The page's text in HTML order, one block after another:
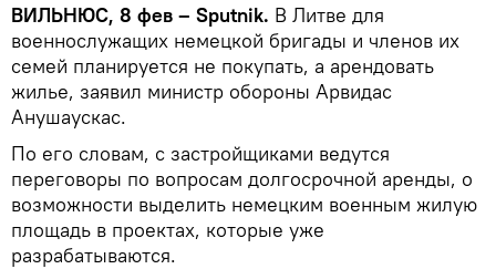
ВИЛЬНЮС, 8 фев – Sputnik. В Литве для
военнослужащих немецкой бригады и членов их
семей планируется не покупать, а арендовать
жилье, заявил министр обороны Арвидас
Анушаускас.
По его словам, с застройщиками ведутся
переговоры по вопросам долгосрочной аренды, о
возможности выделить немецким военным жилую
площадь в проектах, которые уже
разрабатываются.